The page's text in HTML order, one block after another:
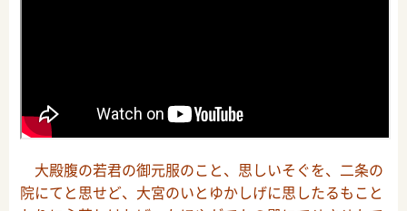
大殿腹の若君の御元服のこと、思しいそぐを、二条の
院にてと思せど、大宮のいとゆかしげに思したるもこと